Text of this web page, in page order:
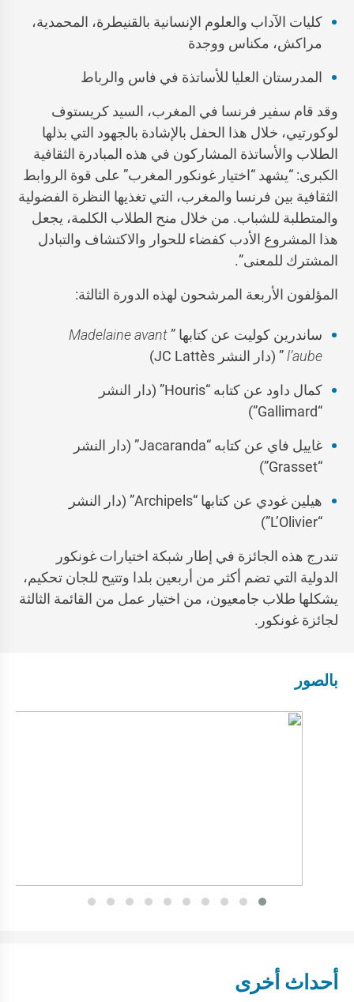
كليات الآداب والعلوم الإنسانية بالقنيطرة، المحمدية،
مراكش، مكناس ووجدة
المدرستان العليا للأساتذة في فاس والرباط
وقد قام سفير فرنسا في المغرب، السيد كريستوف
لوكورتيي، خلال هذا الحفل بالإشادة بالجهود التي بذلها
الطلاب والأساتذة المشاركون في هذه المبادرة الثقافية
الكبرى: “يشهد “اختيار غونكور المغرب” على قوة الروابط
الثقافية بين فرنسا والمغرب، التي تغذيها النظرة الفضولية
والمتطلبة للشباب. من خلال منح الطلاب الكلمة، يجعل
هذا المشروع الأدب كفضاء للحوار والاكتشاف والتبادل
المشترك للمعنى”.
المؤلفون الأربعة المرشحون لهذه الدورة الثالثة:
ساندرين كوليت عن كتابها ”Madelaine avant
l’aube” (دار النشر JC Lattès)
كمال داود عن كتابه “Houris” (دار النشر
“Gallimard”)
غاييل فاي عن كتابه “Jacaranda” (دار النشر
“Grasset”)
هيلين غودي عن كتابها “Archipels” (دار النشر
“L’Olivier”)
تندرج هذه الجائزة في إطار شبكة اختيارات غونكور
الدولية التي تضم أكثر من أربعين بلدا وتتيح للجان تحكيم،
يشكلها طلاب جامعيون، من اختيار عمل من القائمة الثالثة
لجائزة غونكور.
بالصور
أحداث أخرى